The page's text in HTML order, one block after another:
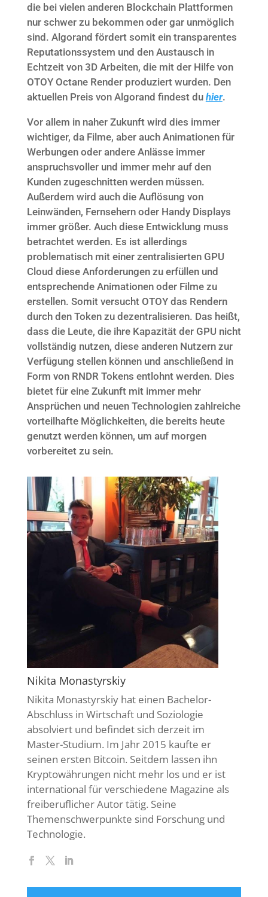
die bei vielen anderen Blockchain Plattformen
nur schwer zu bekommen oder gar unmöglich
sind. Algorand fördert somit ein transparentes
Reputationssystem und den Austausch in
Echtzeit von 3D Arbeiten, die mit der Hilfe von
OTOY Octane Render produziert wurden. Den
aktuellen Preis von Algorand findest du hier.
Vor allem in naher Zukunft wird dies immer
wichtiger, da Filme, aber auch Animationen für
Werbungen oder andere Anlässe immer
anspruchsvoller und immer mehr auf den
Kunden zugeschnitten werden müssen.
Außerdem wird auch die Auflösung von
Leinwänden, Fernsehern oder Handy Displays
immer größer. Auch diese Entwicklung muss
betrachtet werden. Es ist allerdings
problematisch mit einer zentralisierten GPU
Cloud diese Anforderungen zu erfüllen und
entsprechende Animationen oder Filme zu
erstellen. Somit versucht OTOY das Rendern
durch den Token zu dezentralisieren. Das heißt,
dass die Leute, die ihre Kapazität der GPU nicht
vollständig nutzen, diese anderen Nutzern zur
Verfügung stellen können und anschließend in
Form von RNDR Tokens entlohnt werden. Dies
bietet für eine Zukunft mit immer mehr
Ansprüchen und neuen Technologien zahlreiche
vorteilhafte Möglichkeiten, die bereits heute
genutzt werden können, um auf morgen
vorbereitet zu sein.
Nikita Monastyrskiy
Nikita Monastyrskiy hat einen Bachelor-
Abschluss in Wirtschaft und Soziologie
absolviert und befindet sich derzeit im
Master-Studium. Im Jahr 2015 kaufte er
seinen ersten Bitcoin. Seitdem lassen ihn
Kryptowährungen nicht mehr los und er ist
international für verschiedene Magazine als
freiberuflicher Autor tätig. Seine
Themenschwerpunkte sind Forschung und
Technologie.